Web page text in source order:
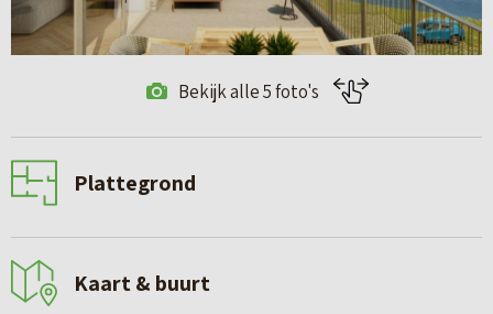
Bekijk alle 5 foto's
Plattegrond
Kaart & buurt